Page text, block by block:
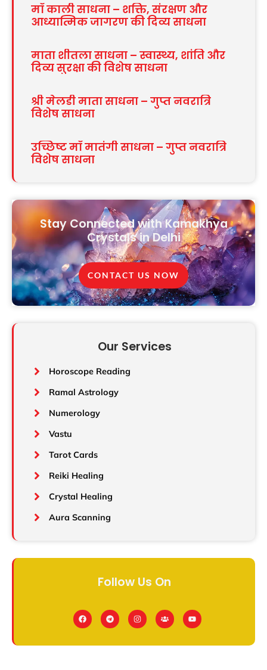
माँ काली साधना – शक्ति, संरक्षण और
आध्यात्मिक जागरण की दिव्य साधना
माता शीतला साधना – स्वास्थ्य, शांति और
दिव्य सुरक्षा की विशेष साधना
श्री मेलडी माता साधना – गुप्त नवरात्रि
विशेष साधना
उच्छिष्ट माँ मातंगी साधना – गुप्त नवरात्रि
विशेष साधना
Stay Connected with Kamakhya
Crystals in Delhi
CONTACT US NOW
Our Services
Horoscope Reading
Ramal Astrology
Numerology
Vastu
Tarot Cards
Reiki Healing
Crystal Healing
Aura Scanning
Follow Us On